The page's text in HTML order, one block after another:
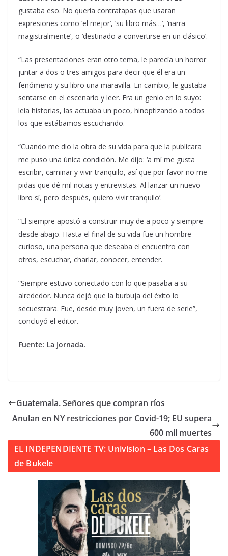
gustaba eso. No quería contratapas que usaran
expresiones como ‘el mejor’, ‘su libro más…’, ‘narra
magistralmente’, o ‘destinado a convertirse en un clásico’.
“Las presentaciones eran otro tema, le parecía un horror
juntar a dos o tres amigos para decir que él era un
fenómeno y su libro una maravilla. En cambio, le gustaba
sentarse en el escenario y leer. Era un genio en lo suyo:
leía historias, las actuaba un poco, hinoptizando a todos
los que estábamos escuchando.
“Cuando me dio la obra de su vida para que la publicara
me puso una única condición. Me dijo: ‘a mí me gusta
escribir, caminar y vivir tranquilo, así que por favor no me
pidas que dé mil notas y entrevistas. Al lanzar un nuevo
libro sí, pero después, quiero vivir tranquilo’.
“El siempre apostó a construir muy de a poco y siempre
desde abajo. Hasta el final de su vida fue un hombre
curioso, una persona que deseaba el encuentro con
otros, escuchar, charlar, conocer, entender.
“Siempre estuvo conectado con lo que pasaba a su
alrededor. Nunca dejó que la burbuja del éxito lo
secuestrara. Fue, desde muy joven, un fuera de serie”,
concluyó el editor.
Fuente: La Jornada.
Guatemala. Señores que compran ríos
Anulan en NY restricciones por Covid-19; EU supera
600 mil muertes
EL INDEPENDIENTE TV: Univision – Las Dos Caras
de Bukele